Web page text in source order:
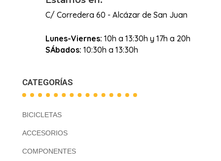
C/ Corredera 60 - Alcázar de San Juan
Lunes-Viernes: 10h a 13:30h y 17h a 20h
SÁbados: 10:30h a 13:30h
CATEGORÍAS
BICICLETAS
ACCESORIOS
COMPONENTES